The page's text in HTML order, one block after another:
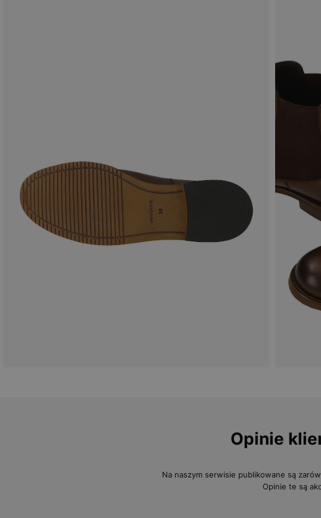
Opinie
Na naszym serwisie publikowane są
Opinie te są